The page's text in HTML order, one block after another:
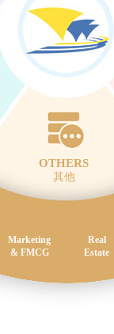
OTHERS
其他
Real
Estate
Marketing
& FMCG